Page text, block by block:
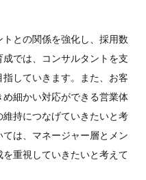
との関係を強化し、採用数
では、コンサルタントを支
していきます。また、お客
細かい対応ができる営業体
持につなげていきたいと考
は、マネージャー層とメン
重視していきたいと考えて